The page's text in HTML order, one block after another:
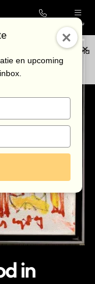
Menu
en upcoming events via
in
en upcoming